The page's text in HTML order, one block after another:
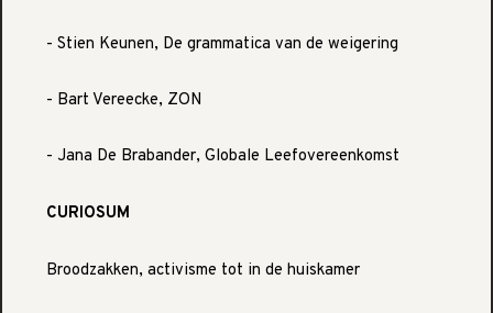
- Stien Keunen, De grammatica van de weigering
- Bart Vereecke, ZON
- Jana De Brabander, Globale Leefovereenkomst
CURIOSUM
Broodzakken, activisme tot in de huiskamer